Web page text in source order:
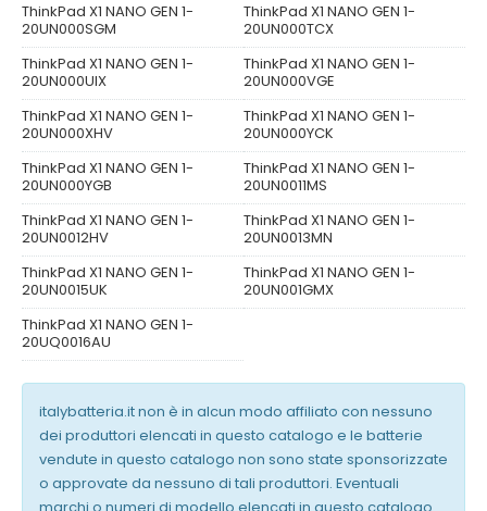
ThinkPad X1 NANO GEN 1-
20UN000SGM
ThinkPad X1 NANO GEN 1-
20UN000TCX
ThinkPad X1 NANO GEN 1-
20UN000UIX
ThinkPad X1 NANO GEN 1-
20UN000VGE
ThinkPad X1 NANO GEN 1-
20UN000XHV
ThinkPad X1 NANO GEN 1-
20UN000YCK
ThinkPad X1 NANO GEN 1-
20UN000YGB
ThinkPad X1 NANO GEN 1-
20UN0011MS
ThinkPad X1 NANO GEN 1-
20UN0012HV
ThinkPad X1 NANO GEN 1-
20UN0013MN
ThinkPad X1 NANO GEN 1-
20UN0015UK
ThinkPad X1 NANO GEN 1-
20UN001GMX
ThinkPad X1 NANO GEN 1-
20UQ0016AU
italybatteria.it non è in alcun modo affiliato con nessuno
dei produttori elencati in questo catalogo e le batterie
vendute in questo catalogo non sono state sponsorizzate
o approvate da nessuno di tali produttori. Eventuali